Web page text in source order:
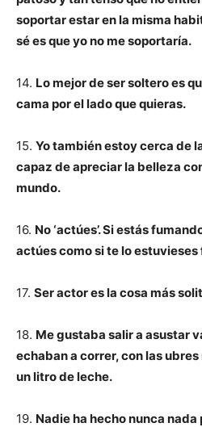
soportar estar en la misma
sé es que yo no me soportaría.
14. Lo mejor de ser soltero es
cama por el lado que quieras.
15. Yo también estoy cerca de
capaz de apreciar la belleza
mundo.
16. No ‘actúes’. Si estás
actúes como si te lo
17. Ser actor es la cosa más
18. Me gustaba salir a asustar
echaban a correr, con las
un litro de leche.
19. Nadie ha hecho nunca nada